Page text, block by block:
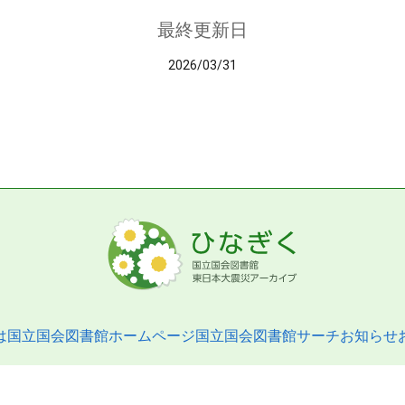
最終更新日
2026/03/31
国立国会図書館ホームページ国立国会図書館サーチお知らせ